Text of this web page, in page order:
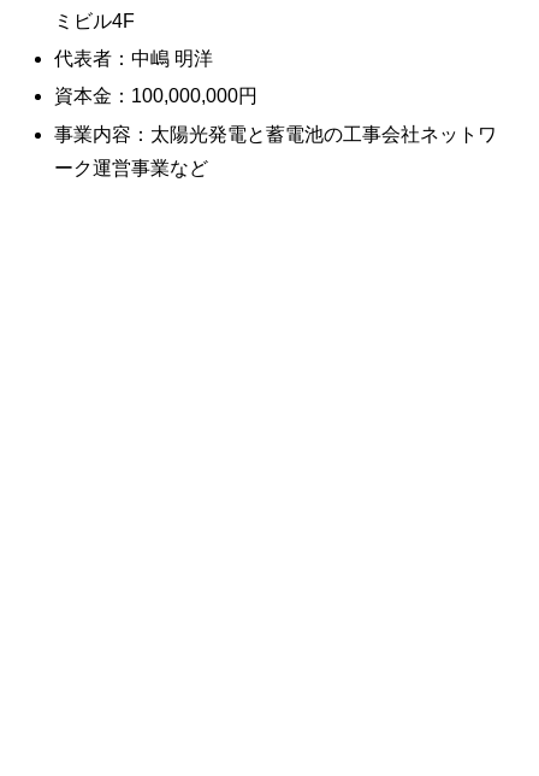
ミビル4F
代表者：中嶋 明洋
資本金：100,000,000円
事業内容：太陽光発電と蓄電池の工事会社ネットワ
ーク運営事業など